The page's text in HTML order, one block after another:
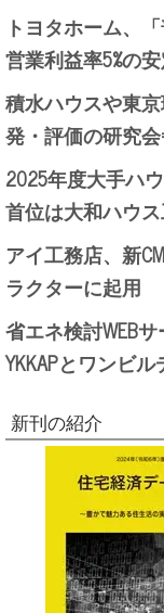
トヨタホーム、
営業利益率5%の
積水ハウスや東
発・評価の研究
2025年度大手ハ
首位は大和ハウ
アイ工務店、新
ラクターに起用
省エネ検討WEB
YKKAPとワンビ
新刊の紹介